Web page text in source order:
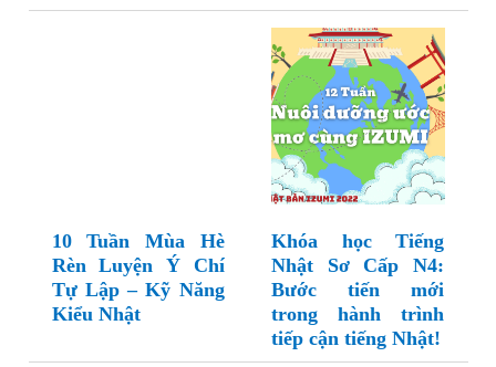
10 Tuần Mùa Hè
Rèn Luyện Ý Chí
Tự Lập – Kỹ Năng
Kiểu Nhật
Khóa học Tiếng
Nhật Sơ Cấp N4:
Bước tiến mới
trong hành trình
tiếp cận tiếng Nhật!